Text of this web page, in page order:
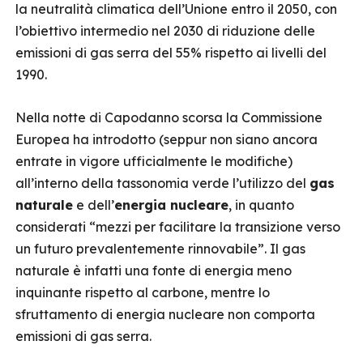
la neutralità climatica dell’Unione entro il 2050, con
l’obiettivo intermedio nel 2030 di riduzione delle
emissioni di gas serra del 55% rispetto ai livelli del
1990.
Nella notte di Capodanno scorsa la Commissione
Europea ha introdotto (seppur non siano ancora
entrate in vigore ufficialmente le modifiche)
all’interno della tassonomia verde l’utilizzo del gas
naturale e dell’energia nucleare, in quanto
considerati “mezzi per facilitare la transizione verso
un futuro prevalentemente rinnovabile”. Il gas
naturale è infatti una fonte di energia meno
inquinante rispetto al carbone, mentre lo
sfruttamento di energia nucleare non comporta
emissioni di gas serra.